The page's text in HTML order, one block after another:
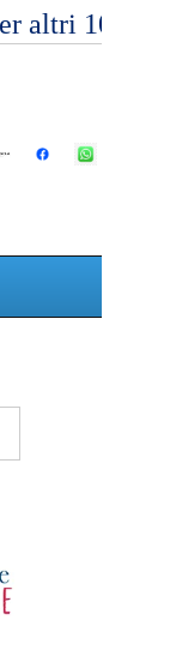
altri 10